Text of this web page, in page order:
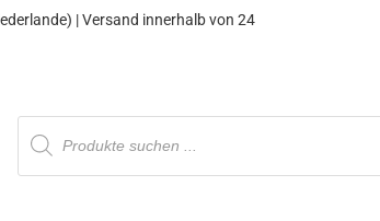
| Versand innerhalb von 24